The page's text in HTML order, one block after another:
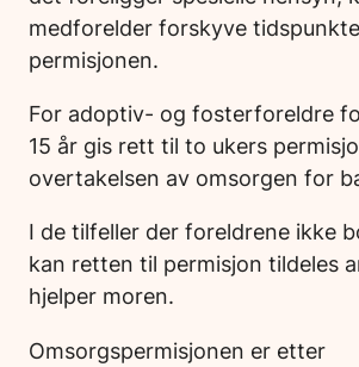
medforelder forskyve
permisjonen.
For adoptiv- og fosterforeldre
15 år gis rett til to ukers
overtakelsen av omsorgen for
I de tilfeller der foreldrene ikke
kan retten til permisjon tildeles
hjelper moren.
Omsorgspermisjonen er etter